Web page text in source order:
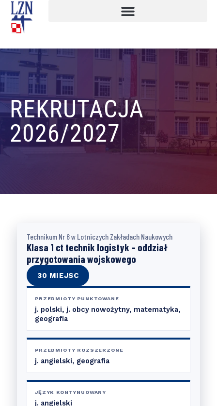
REKRUTACJA
2026/2027
Technikum Nr 6 w Lotniczych Zakładach Naukowych
Klasa 1 ct technik logistyk – oddział
przygotowania wojskowego
30 MIEJSC
PRZEDMIOTY PUNKTOWANE
j. polski, j. obcy nowożytny, matematyka,
geografia
PRZEDMIOTY ROZSZERZONE
j. angielski, geografia
JĘZYK KONTYNUOWANY
j. angielski